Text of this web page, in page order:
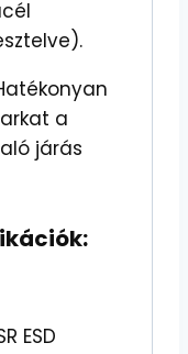
a
járás
ESD